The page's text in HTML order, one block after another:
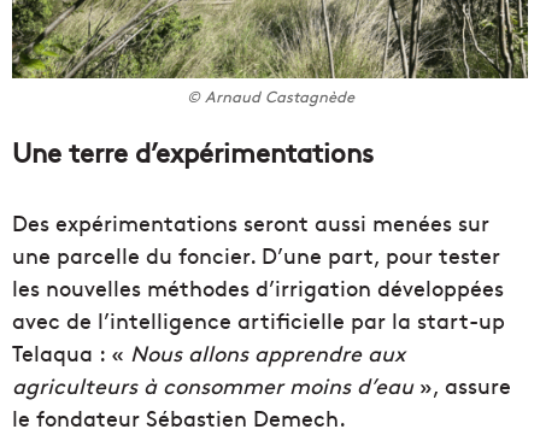
© Arnaud Castagnède
Une terre d’expérimentations
Des expérimentations seront aussi menées sur
une parcelle du foncier. D’une part, pour tester
les nouvelles méthodes d’irrigation développées
avec de l’intelligence artificielle par la start-up
Telaqua : « Nous allons apprendre aux
agriculteurs à consommer moins d’eau», assure
le fondateur Sébastien Demech.